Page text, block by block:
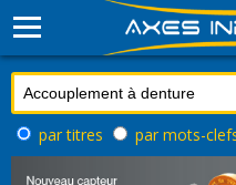
par titres par mots-